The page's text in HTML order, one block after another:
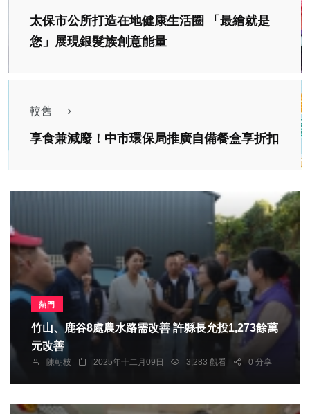
太保市公所打造在地健康生活圈 「最繪就是
您」展現銀髮族創意能量
較舊
享食兼減廢！中市環保局推廣自備餐盒享折扣
熱門
竹山、鹿谷8處農水路需改善 許縣長允投1,273餘萬
元改善
陳朝枝 2025年十二月09日 3,283 觀看 0 分享